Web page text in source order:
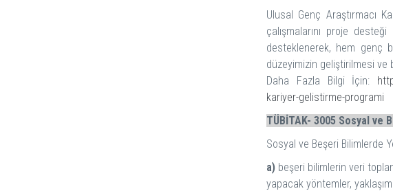
Ulusal Genç Araştırmacı
çalışmalarını proje
desteklenerek, hem genç
düzeyimizin geliştirilmesi ve
Daha Fazla Bilgi İçin:
kariyer-gelistirme-programi
TÜBİTAK- 3005 Sosyal ve
Sosyal ve Beşeri Bilimlerde
a) beşeri bilimlerin veri
yapacak yöntemler,